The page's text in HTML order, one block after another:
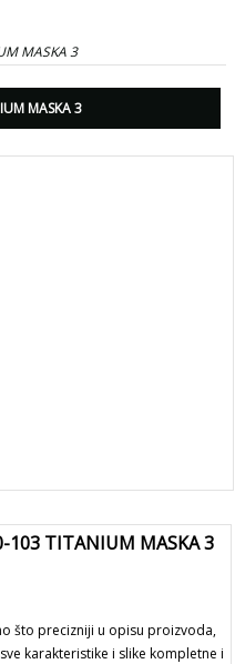
MASKA 3
MASKA 3
103 TITANIUM MASKA 3
što precizniji u opisu proizvoda,
karakteristike i slike kompletne i